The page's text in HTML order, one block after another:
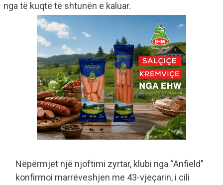
nga të kuqtë të shtunën e kaluar.
Nëpërmjet një njoftimi zyrtar, klubi nga “Anfield”
konfirmoi marrëveshjen me 43-vjeçarin, i cili